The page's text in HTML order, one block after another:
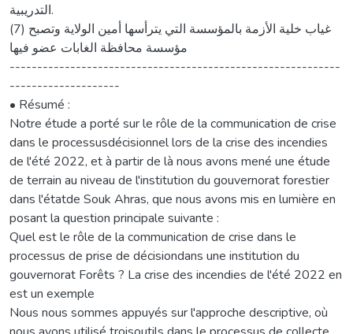
التدريبية.
(7) غياب خلية الأزمة بالمؤسسة التي يترأسها أمين الولاية وتصبح
مؤسسة محافظة الغابات عضو فيها
------------------------------------------------------------
--------------------
• Résumé :
Notre étude a porté sur le rôle de la communication de crise
dans le processusdécisionnel lors de la crise des incendies
de l'été 2022, et à partir de là nous avons mené une étude
de terrain au niveau de l'institution du gouvernorat forestier
dans l'étatde Souk Ahras, que nous avons mis en lumière en
posant la question principale suivante :
Quel est le rôle de la communication de crise dans le
processus de prise de décisiondans une institution du
gouvernorat Forêts ? La crise des incendies de l'été 2022 en
est un exemple
Nous nous sommes appuyés sur l'approche descriptive, où